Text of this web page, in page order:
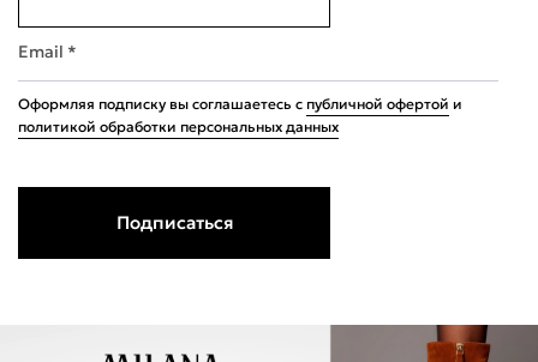
Email *
Оформляя подписку вы соглашаетесь с публичной офертой и
политикой обработки персональных данных
Подписаться